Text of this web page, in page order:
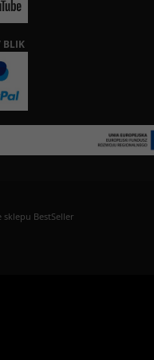
BestSeller